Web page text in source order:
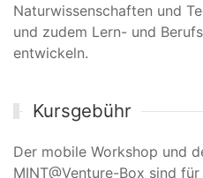
Naturwissenschaften und
und zudem Lern- und
entwickeln.
Kursgebühr
Der mobile Workshop und
MINT@Venture-Box sind